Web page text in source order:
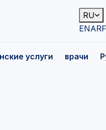
RU
ENAR
услуги врачи